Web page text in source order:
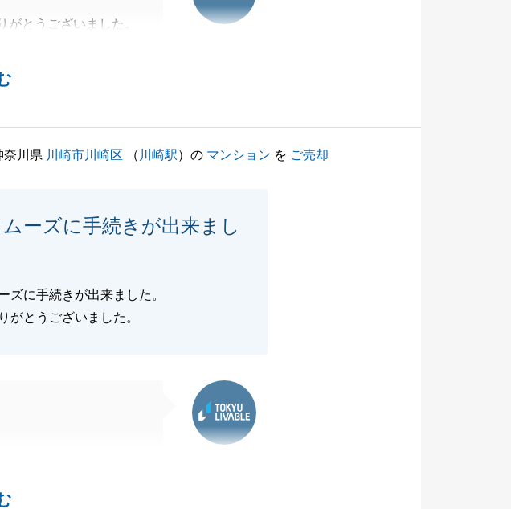
がとうございました。
類の準備等、いつも快
と思います。
奈川県 川崎市川崎区 （ 川崎駅）の マンション を ご売却
ーズに手続きが出来まし
ズに手続きが出来ました。
がとうございました。
ください。